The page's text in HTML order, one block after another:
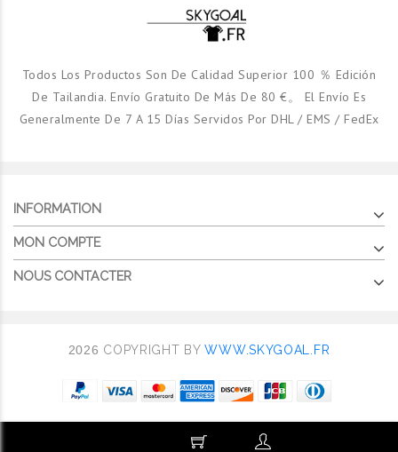
Todos Los Productos Son De Calidad Superior 100 ％ Edición
De Tailandia. Envío Gratuito De Más De 80 €。 El Envío Es
Generalmente De 7 A 15 Días Servidos Por DHL / EMS / FedEx
INFORMATION
MON COMPTE
NOUS CONTACTER
2026 COPYRIGHT BYWWW.SKYGOAL.FR